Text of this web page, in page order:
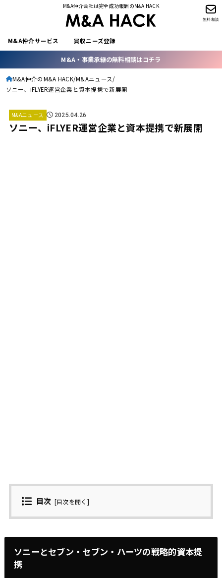
M&A仲介会社は完全成功報酬のM&A HACK
M&A仲介サービス 買収ニーズ登録
無料相談
M&A・事業承継の無料相談はコチラ
M&A仲介のM&A HACK M&Aニュース
ソニー、iFLYER運営企業と資本提携で新展開
M&Aニュース 2025.04.26
ソニー、iFLYER運営企業と資本提携で新展開
目次 [目次を開く ]
ソニーとセブン・セブン・ハーツの戦略的資本提
携